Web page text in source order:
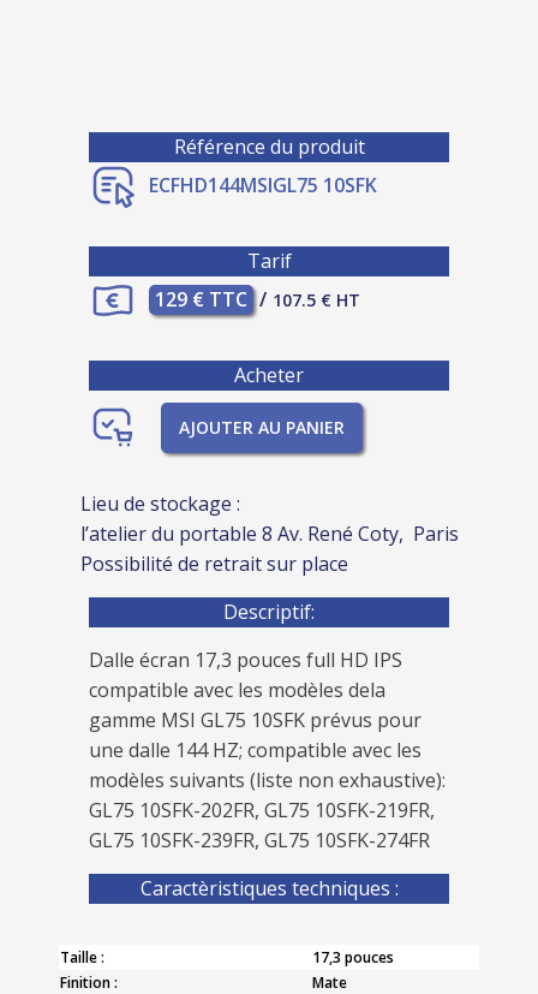
Référence du produit
ECFHD144MSIGL75 10SFK
Tarif
129 € TTC / 107.5 € HT
Acheter
AJOUTER AU PANIER
Lieu de stockage :
l’atelier du portable 8 Av. René Coty, Paris
Possibilité de retrait sur place
Descriptif:
Dalle écran 17,3 pouces full HD IPS
compatible avec les modèles dela
gamme MSI GL75 10SFK prévus pour
une dalle 144 HZ; compatible avec les
modèles suivants (liste non exhaustive):
GL75 10SFK-202FR, GL75 10SFK-219FR,
GL75 10SFK-239FR, GL75 10SFK-274FR
Caractèristiques techniques :
Taille :
17,3 pouces
Finition :
Mate